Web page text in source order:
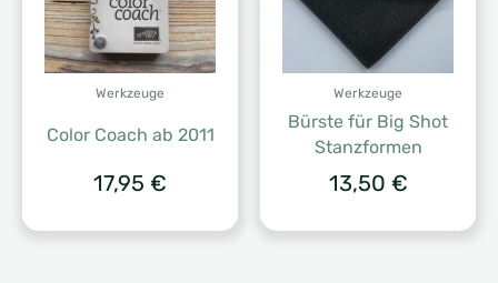
Werkzeuge
Color Coach ab 2011
17,95 €
Werkzeuge
Bürste für Big Shot
Stanzformen
13,50 €